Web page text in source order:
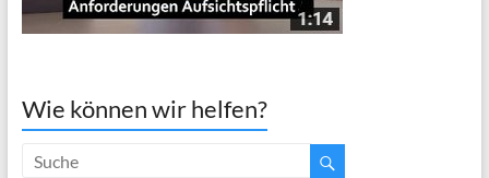
Wie können wir helfen?